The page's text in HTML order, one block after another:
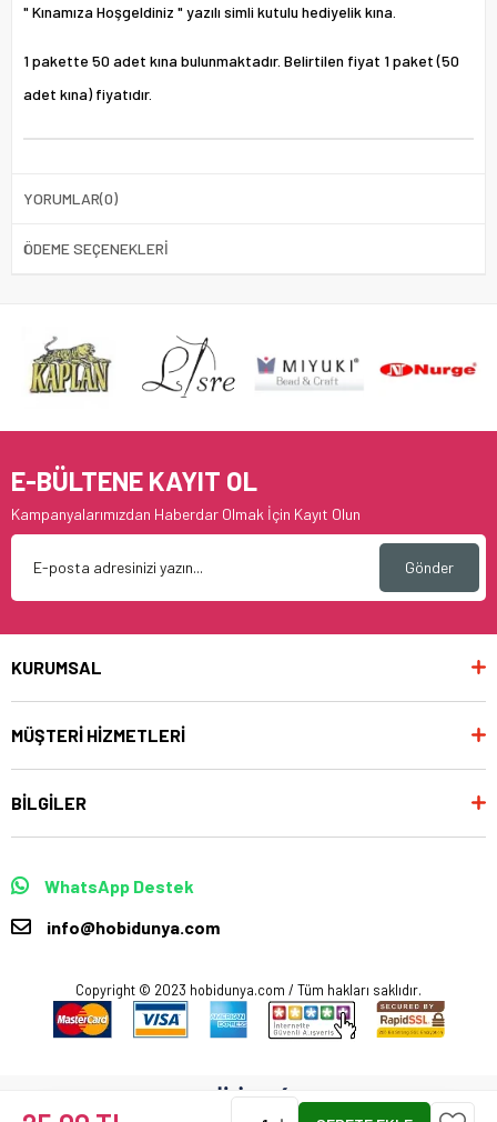
" Kınamıza Hoşgeldiniz " yazılı simli kutulu hediyelik kına.
1 pakette 50 adet kına bulunmaktadır. Belirtilen fiyat 1 paket (50
adet kına) fiyatıdır.
YORUMLAR(0)
ÖDEME SEÇENEKLERI
E-BÜLTENE KAYIT OL
Kampanyalarımızdan Haberdar Olmak İçin Kayıt Olun
Gönder
KURUMSAL
MÜŞTERİ HİZMETLERİ
BİLGİLER
WhatsApp Destek
info@hobidunya.com
Copyright © 2023 hobidunya.com / Tüm hakları saklıdır.